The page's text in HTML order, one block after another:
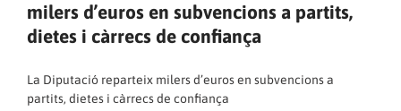
milers d’euros en subvencions a partits,
dietes i càrrecs de confiança
La Diputació reparteix milers d’euros en subvencions a
partits, dietes i càrrecs de confiança